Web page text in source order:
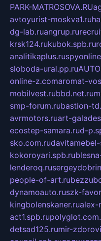
PARK-MATROSOVA.RU
avtoyurist-moskva1.ru
dg-lab.ruangrup.ru
krsk124.rukubok.spb.ru
analitikaplus.ru
sloboda-ural.pp.ru
online-z.comaromat-
mobilvest.rubbd.net.ru
smp-forum.rubastion-
avrmotors.ruart-
ecostep-samara.rud-
sko.com.ru
kokoroyari.spb.ru
lenderoq.ru
people-of-art.ru
dynamoauto.ruszk-
kingbolenskaner.rualex-
act1.spb.ru
detsad125.rumir-